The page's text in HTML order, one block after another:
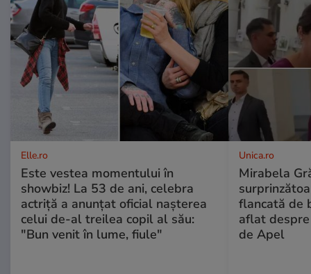
Elle.ro
Este vestea momentului în
showbiz! La 53 de ani, celebra
actriță a anunțat oficial nașterea
celui de-al treilea copil al său:
"Bun venit în lume, fiule"
Unica.ro
Mirabela
flancată de
aflat
de Apel